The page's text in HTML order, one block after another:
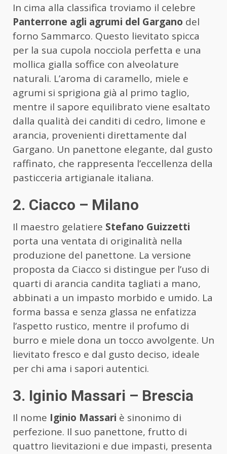
In cima alla classifica troviamo il celebre
Panterrone agli agrumi del Gargano del
forno Sammarco. Questo lievitato spicca
per la sua cupola nocciola perfetta e una
mollica gialla soffice con alveolature
naturali. L’aroma di caramello, miele e
agrumi si sprigiona già al primo taglio,
mentre il sapore equilibrato viene esaltato
dalla qualità dei canditi di cedro, limone e
arancia, provenienti direttamente dal
Gargano. Un panettone elegante, dal gusto
raffinato, che rappresenta l’eccellenza della
pasticceria artigianale italiana.
2. Ciacco – Milano
Il maestro gelatiere Stefano Guizzetti
porta una ventata di originalità nella
produzione del panettone. La versione
proposta da Ciacco si distingue per l’uso di
quarti di arancia candita tagliati a mano,
abbinati a un impasto morbido e umido. La
forma bassa e senza glassa ne enfatizza
l’aspetto rustico, mentre il profumo di
burro e miele dona un tocco avvolgente. Un
lievitato fresco e dal gusto deciso, ideale
per chi ama i sapori autentici.
3. Iginio Massari – Brescia
Il nome Iginio Massari è sinonimo di
perfezione. Il suo panettone, frutto di
quattro lievitazioni e due impasti, presenta